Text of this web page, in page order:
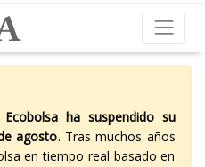
Ecobolsa ha suspendido su
agosto. Tras muchos años
en tiempo real basado en